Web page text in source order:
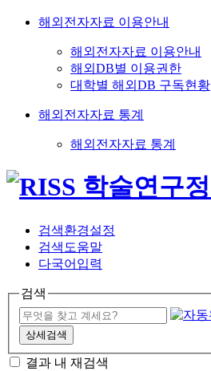
해외전자자료 이용안내
해외전자자료 이용안내
해외DB별 이용권한
대학별 해외DB 구독현황
해외전자자료 통계
해외전자자료 통계
검색환경설정
검색도움말
다국어입력
검색
상세검색
결과 내 재검색